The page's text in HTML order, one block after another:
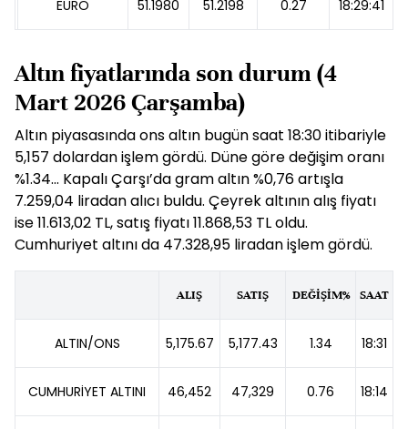
EURO 51.1980 51.2198 0.27 18:29:41
Altın fiyatlarında son durum (4
Mart 2026 Çarşamba)
Altın piyasasında ons altın bugün saat 18:30 itibariyle
5,157 dolardan işlem gördü. Düne göre değişim oranı
%1.34... Kapalı Çarşı’da gram altın %0,76 artışla
7.259,04 liradan alıcı buldu. Çeyrek altının alış fiyatı
ise 11.613,02 TL, satış fiyatı 11.868,53 TL oldu.
Cumhuriyet altını da 47.328,95 liradan işlem gördü.
ALIŞ SATIŞ DEĞİŞİM% SAAT
ALTIN/ONS 5,175.67 5,177.43 1.34 18:31
CUMHURİYET ALTINI 46,452 47,329 0.76 18:14